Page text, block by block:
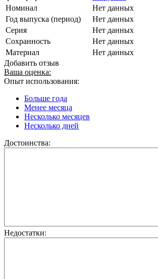
Номинал
Нет данных
Год выпуска (период)
Нет данных
Серия
Нет данных
Сохранность
Нет данных
Материал
Нет данных
Добавить отзыв
Ваша оценка:
Опыт использования:
Больше года
Менее месяца
Несколько месяцев
Несколько дней
Достоинства:
Недостатки: